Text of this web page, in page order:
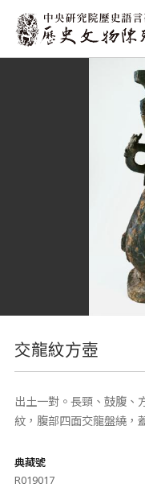
:::
交龍紋方壺
出土一對。長頸、鼓腹、
紋，腹部四面交龍盤繞，
典藏號
R019017